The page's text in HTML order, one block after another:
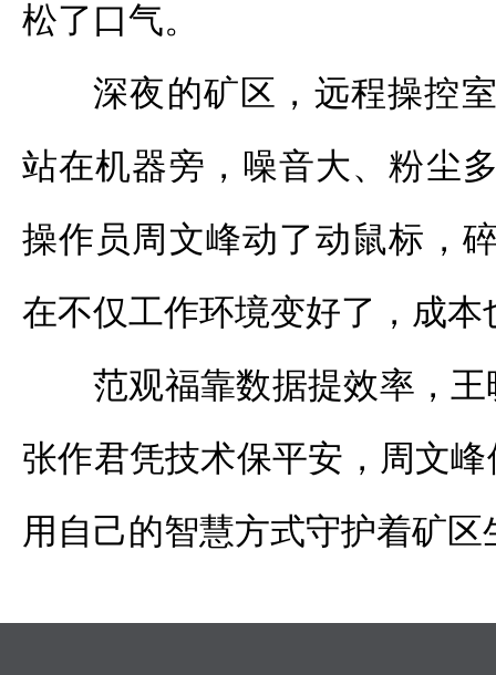
松了口气。
深夜的矿区，远程操控
站在机器旁，噪音大、粉尘
操作员周文峰动了动鼠标，
在不仅工作环境变好了，成本
范观福靠数据提效率，
张作君凭技术保平安，周文
用自己的智慧方式守护着矿区